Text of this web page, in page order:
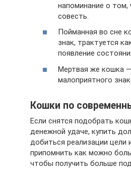
напоминание о том,
совесть.
Пойманная во сне
знак, трактуется
появление
Мертвая же кошка
малоприятного
Кошки по
Если снятся подобрать
денежной удаче, купить
добиться реализации цели
припомнить как можно
чтобы получить больше